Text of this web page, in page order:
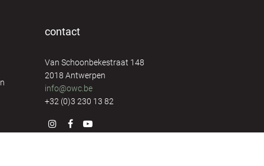
contact
Van Schoonbekestraat 148
2018 Antwerpen
info@owc.be
+32 (0)3 230 13 82